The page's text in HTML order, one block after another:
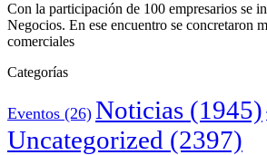
Con la participación de 100 empresarios se
Negocios. En ese encuentro se concretaron
comerciales
Categorías
Eventos (26) Noticias (1945)
Uncategorized (2397)